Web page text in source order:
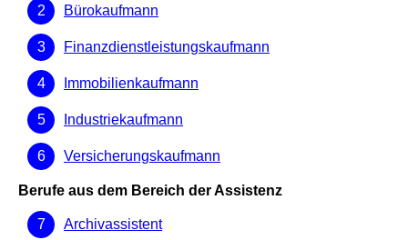
Bürokaufmann
Finanzdienstleistungskaufmann
Immobilienkaufmann
Industriekaufmann
Versicherungskaufmann
Berufe aus dem Bereich der Assistenz
Archivassistent